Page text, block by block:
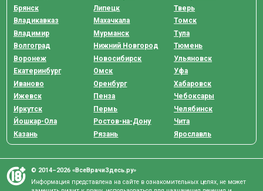
Брянск
Владикавказ
Владимир
Волгоград
Воронеж
Екатеринбург
Иваново
Ижевск
Иркутск
Йошкар-Ола
Казань
Липецк
Махачкала
Мурманск
Нижний Новгород
Новосибирск
Омск
Оренбург
Пенза
Пермь
Ростов-на-Дону
Рязань
Тверь
Томск
Тула
Тюмень
Ульяновск
Уфа
Хабаровск
Чебоксары
Челябинск
Чита
Ярославль
© 2014–2026 «ВсеВрачиЗдесь.ру»
Информация представлена на сайте в ознакомительных целях, не может